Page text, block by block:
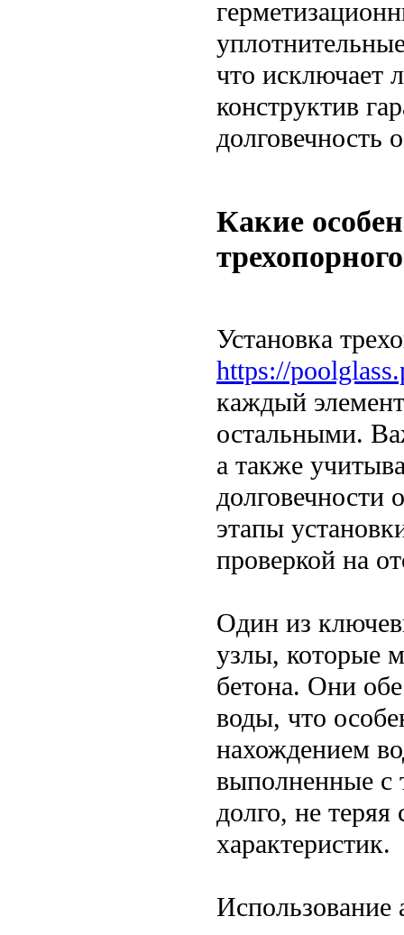
что исключает
конструктив
долговечность
Какие
Установка
https://
каждый
остальными.
а также
долговечности
этапы
проверкой на
Один из
узлы, которые
бетона. Они
воды, что
нахождением
выполненные с
долго, не
характеристик.
Использование